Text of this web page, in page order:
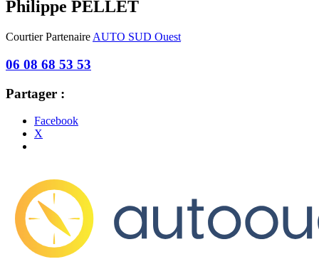
Philippe PELLET
Courtier Partenaire AUTO SUD Ouest
06 08 68 53 53
Partager :
Facebook
X